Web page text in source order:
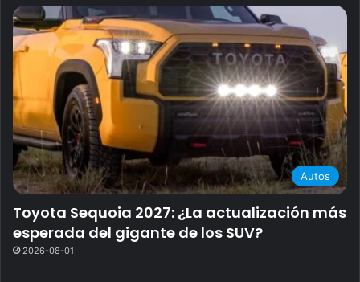
Autos
Toyota Sequoia 2027: ¿La actualización más
esperada del gigante de los SUV?
2026-08-01